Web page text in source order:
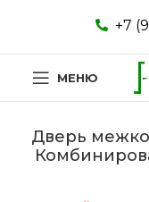
+7
МЕНЮ
Дверь